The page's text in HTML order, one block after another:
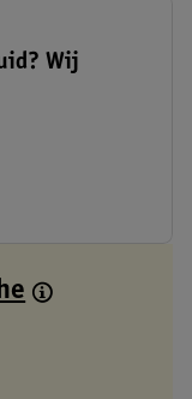
Wij